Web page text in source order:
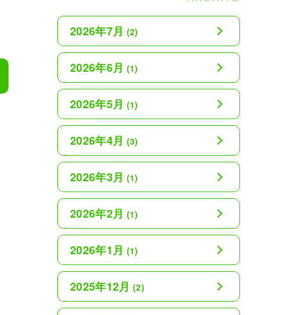
2026年7月 (2)
2026年6月 (1)
2026年5月 (1)
2026年4月 (3)
2026年3月 (1)
2026年2月 (1)
2026年1月 (1)
2025年12月 (2)